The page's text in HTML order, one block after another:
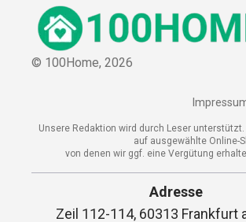
© 100Home, 2026
Unsere Redaktion wird durch Leser unterstützt.
auf ausgewählte Online-
von denen wir ggf. eine Vergütung
Adresse
Zeil 112-114, 60313 Frankfurt